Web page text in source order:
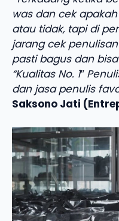
was dan cek
atau tidak, tapi di
jarang cek
pasti bagus dan
“Kualitas No. 1″
dan jasa penulis
Saksono Jati